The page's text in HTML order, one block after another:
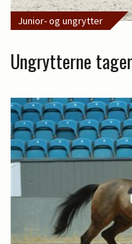
Junior- og ungrytter
Ungrytterne